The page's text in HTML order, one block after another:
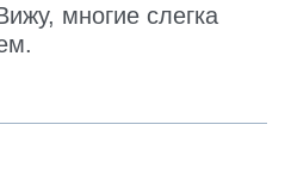
многие слегка